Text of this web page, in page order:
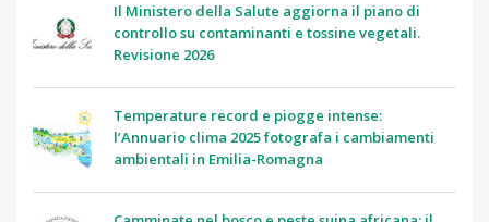
Il Ministero della Salute aggiorna il piano di
controllo su contaminanti e tossine vegetali.
Revisione 2026
Temperature record e piogge intense:
l’Annuario clima 2025 fotografa i cambiamenti
ambientali in Emilia-Romagna